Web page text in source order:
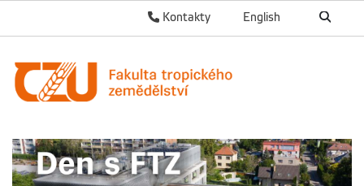
English
Kontakty